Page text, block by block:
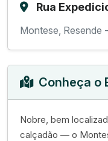
Rua
Montese, Resende
Conheça o
Nobre, bem
calçadão — o